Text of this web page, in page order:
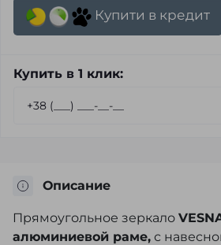
Купити в кредит
Купить в 1 клик:
Описание
Прямоугольное зеркало
алюминиевой раме, с